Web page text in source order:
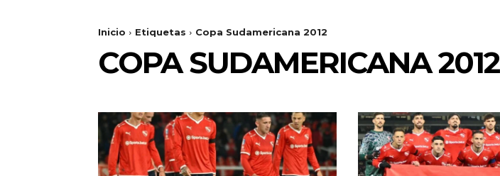
Inicio Etiquetas Copa Sudamericana 2012
COPA SUDAMERICANA 2012